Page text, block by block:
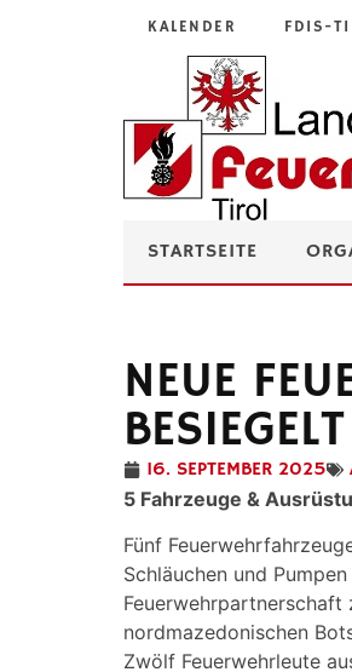
KALENDER FDIS-
STARTSEITE
NEUE
BESIEGELT
16. SEPTEMBER 2025
5 Fahrzeuge &
Fünf
Schläuchen und
Feuerwehrpartnerschaft
nordmazedonischen
Zwölf Feuerwehrleute